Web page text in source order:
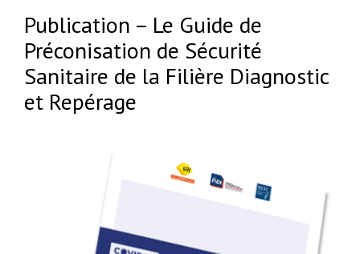
Publication – Le Guide de
Préconisation de Sécurité
Sanitaire de la Filière Diagnostic
et Repérage